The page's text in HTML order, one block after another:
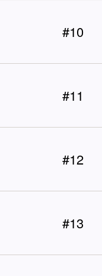
#10
#11
#12
#13